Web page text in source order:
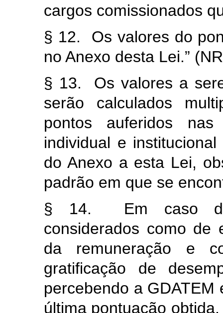
cargos comissionados
§ 12. Os valores do
no Anexo desta Lei.”
§ 13. Os valores a
serão calculados
pontos auferidos nas
individual e
do Anexo a esta Lei,
padrão em que se
§ 14. Em caso de
considerados como de
da remuneração e
gratificação de
percebendo a
última pontuação